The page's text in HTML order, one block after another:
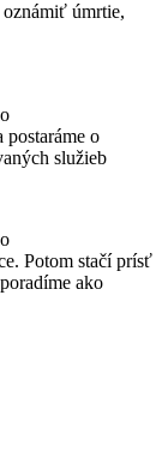
úmrtie,
postaráme o
služieb
Potom stačí prísť
ako